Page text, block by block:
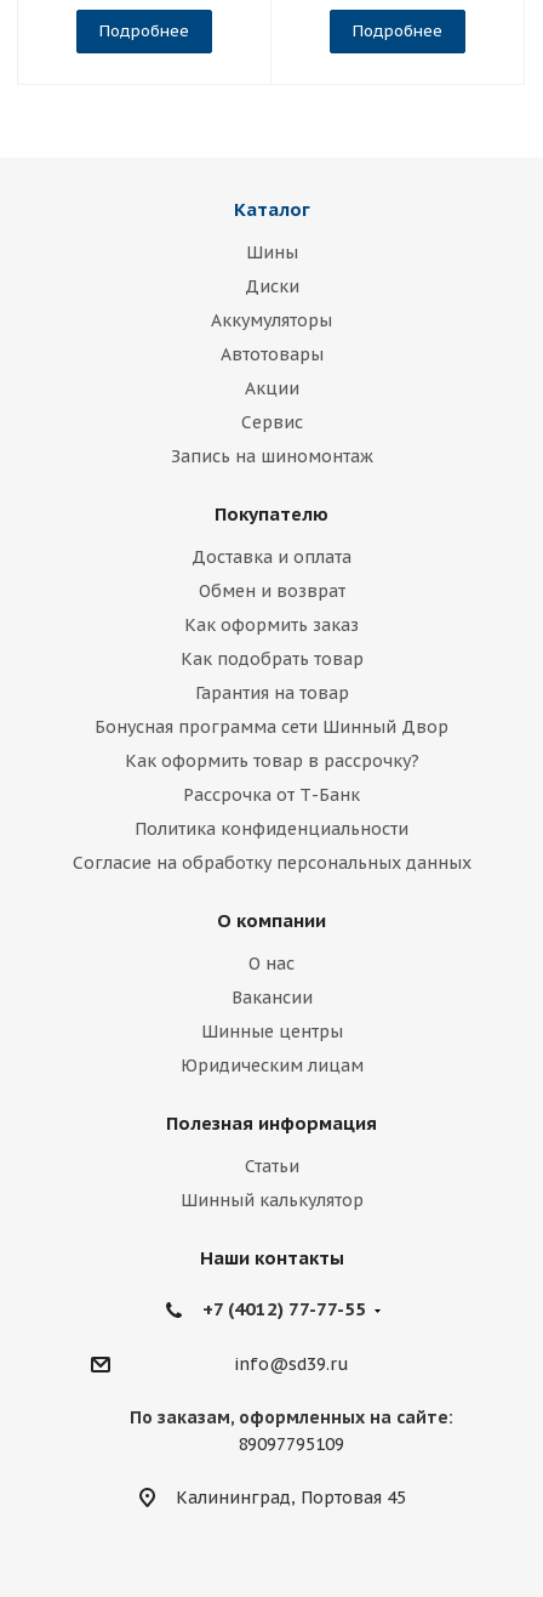
Подробнее Подробнее
Каталог
Шины
Диски
Аккумуляторы
Автотовары
Акции
Сервис
Запись на шиномонтаж
Покупателю
Доставка и оплата
Обмен и возврат
Как оформить заказ
Как подобрать товар
Гарантия на товар
Бонусная программа сети Шинный Двор
Как оформить товар в рассрочку?
Рассрочка от Т-Банк
Политика конфиденциальности
Согласие на обработку персональных данных
О компании
О нас
Вакансии
Шинные центры
Юридическим лицам
Полезная информация
Статьи
Шинный калькулятор
Наши контакты
+7 (4012) 77-77-55
info@sd39.ru
По заказам, оформленных на сайте:
89097795109
Калининград, Портовая 45